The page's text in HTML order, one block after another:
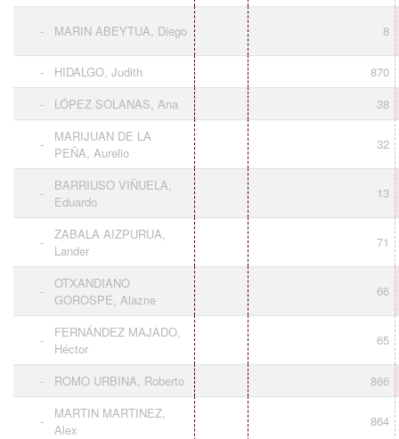
- MARIN ABEYTUA, Diego 8
- HIDALGO, Judith
870
-
LÓPEZ SOLANAS, Ana 38
-
MARIJUAN DE LA
PEÑA, Aurelio
32
-
BARRIUSO VIÑUELA,
Eduardo
13
-
ZABALA AIZPURUA,
Lander
71
-
OTXANDIANO
GOROSPE, Alazne
66
-
FERNÁNDEZ MAJADO,
Héctor
65
- ROMO URBINA, Roberto 866
-
MARTIN MARTINEZ,
Alex
864